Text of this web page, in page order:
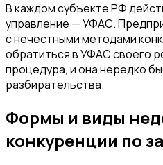
В каждом субъекте РФ
управление — УФАС.
с нечестными методами
обратиться в УФАС своего
процедура, и она нередко
разбирательства.
Формы и виды
конкуренции по